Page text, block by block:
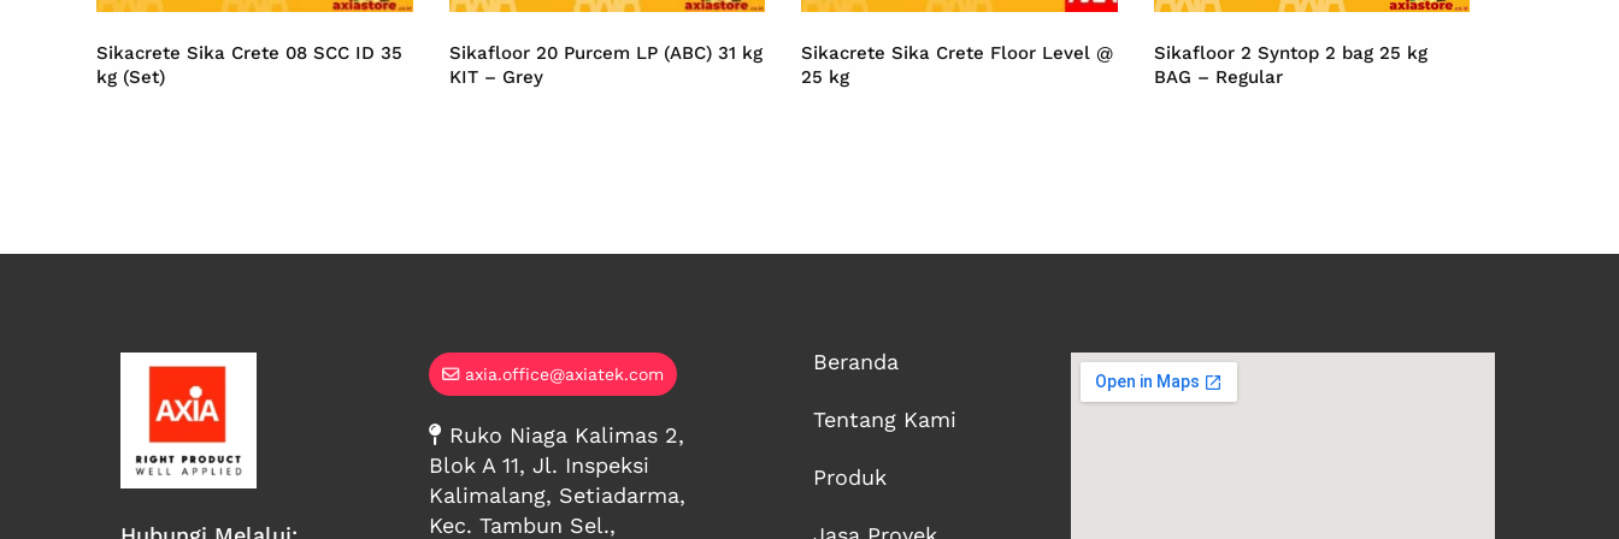
Sikacrete Sika Crete 08 SCC ID 35
kg (Set)
Sikafloor 20 Purcem LP (ABC) 31 kg
KIT – Grey
Sikacrete Sika Crete Floor Level @
25 kg
Sikafloor 2 Syntop 2 bag 25 kg
BAG – Regular
axia.office@axiatek.com
Ruko Niaga Kalimas 2,
Blok A 11, Jl. Inspeksi
Kalimalang, Setiadarma,
Kec. Tambun Sel.,
Beranda
Tentang Kami
Produk